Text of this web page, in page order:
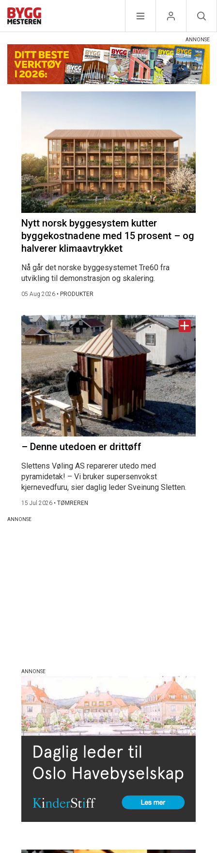
Nytt norsk byggesystem kutter
byggekostnadene med 15 prosent – og
halverer klimaavtrykket
Nå går det norske byggesystemet Tre60 fra
utvikling til demonstrasjon og skalering.
05 Aug 2026 • PRODUKTER
– Denne utedoen er drittøff
Slettens Vøling AS reparerer utedo med
pyramidetak! – Vi bruker supersenvokst
kjernevedfuru, sier daglig leder Sveinung Sletten.
15 Jul 2026 • TØMREREN